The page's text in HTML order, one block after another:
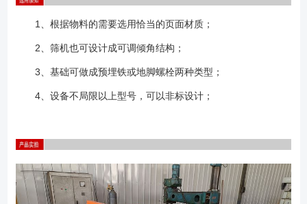
1、根据物料的需要选用恰当的页面材质；
2、筛机也可设计成可调倾角结构；
3、基础可做成预埋铁或地脚螺栓两种类型；
4、设备不局限以上型号，可以非标设计；